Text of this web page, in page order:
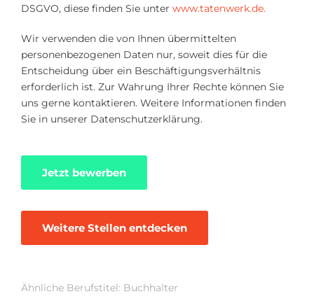
DSGVO, diese finden Sie unter www.tatenwerk.de.
Wir verwenden die von Ihnen übermittelten
personenbezogenen Daten nur, soweit dies für die
Entscheidung über ein Beschäftigungsverhältnis
erforderlich ist. Zur Wahrung Ihrer Rechte können Sie
uns gerne kontaktieren. Weitere Informationen finden
Sie in unserer Datenschutzerklärung.
Jetzt bewerben
Weitere Stellen entdecken
Ähnliche Berufstitel: Buchhalter